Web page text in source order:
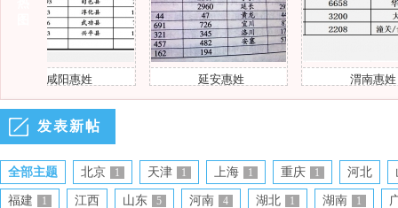
风
咸阳惠姓 延安惠姓 渭南惠姓
发表新帖
全部主题 北京 1 天津 1 上海 1 重庆 1 河北
福建 1 江西 山东 5 河南 4 湖北 1 湖南 1